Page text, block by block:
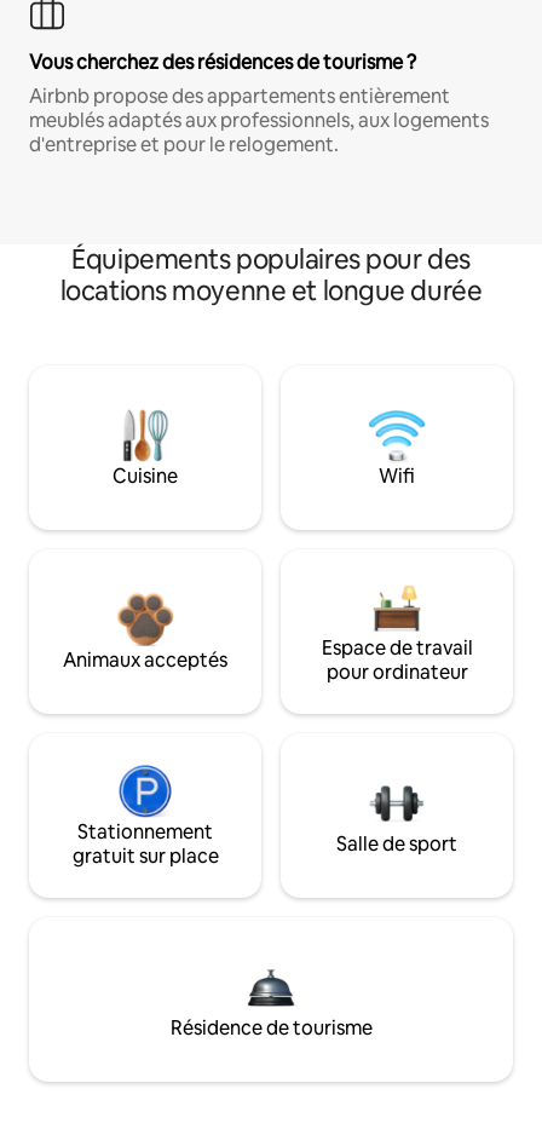
Vous cherchez des résidences de tourisme ?
Airbnb propose des appartements entièrement
meublés adaptés aux professionnels, aux logements
d'entreprise et pour le relogement.
Équipements populaires pour des
locations moyenne et longue durée
Cuisine Wifi
Animaux acceptés
Espace de travail
pour ordinateur
Stationnement
gratuit sur place
Salle de sport
Résidence de tourisme